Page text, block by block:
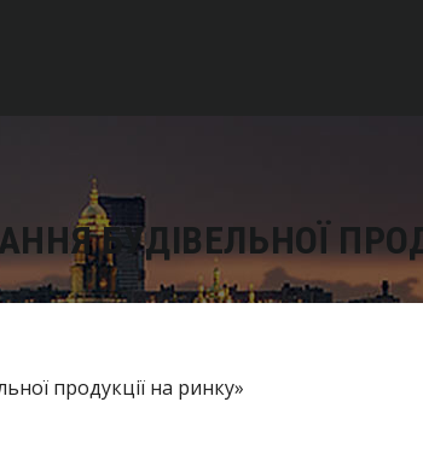
БУДІВЕЛЬНОЇ